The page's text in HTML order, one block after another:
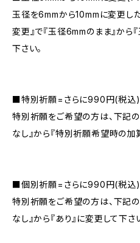
玉径を6mmから10mmに変更し
変更』で『玉径6mmのまま』か
下さい。
■特別祈願=さらに990円(税込
特別祈願をご希望の方は、下記
なし』から『特別祈願希望時の加
■個別祈願=さらに990円(税込
特別祈願をご希望の方は、下記
なし』から『あり』に変更して下さ